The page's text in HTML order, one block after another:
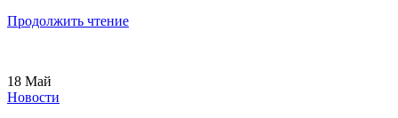
Продолжить чтение
18 Май
Новости